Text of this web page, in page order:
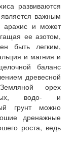
развиваются
важным
арахис и может
ее азотом,
быть легким,
и магния и
баланс
древесной
орех
водо- и
грунт можно
дренажные
роста, ведь